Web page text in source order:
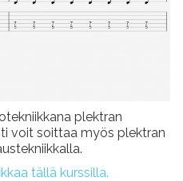
plektran
voit soittaa myös plektran
tällä kurssilla.